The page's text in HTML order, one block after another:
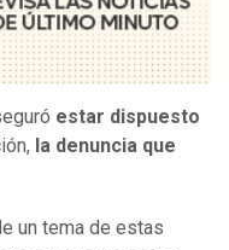
estar dispuesto
la denuncia que
un tema de estas